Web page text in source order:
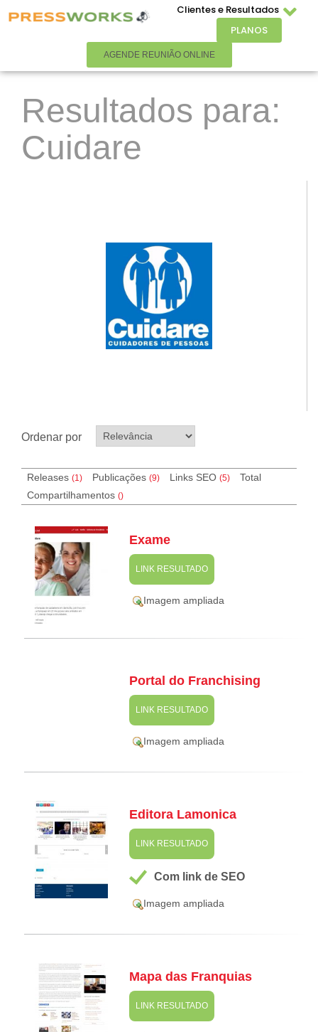
Clientes e Resultados
PLANOS
AGENDE REUNIÃO ONLINE
Resultados para:
Cuidare
Ordenar por
Releases (1) Publicações (9) Links SEO (5)
Total
Compartilhamentos ()
Exame
LINK RESULTADO
Imagem ampliada
Portal do Franchising
LINK RESULTADO
Imagem ampliada
Editora Lamonica
LINK RESULTADO
Com link de SEO
Imagem ampliada
Mapa das Franquias
LINK RESULTADO